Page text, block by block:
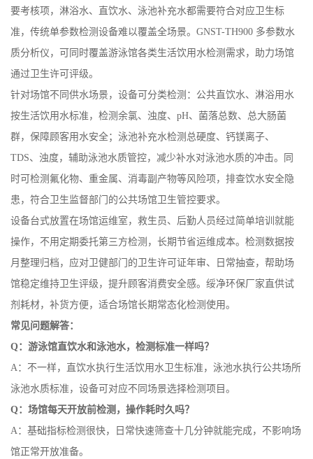
要考核项，淋浴水、直饮水、泳池补充水都需要符合对应卫生标
准，传统单参数检测设备难以覆盖全场景。GNST-TH900 多参数水
质分析仪，可同时覆盖游泳馆各类生活饮用水检测需求，助力场馆
通过卫生许可评级。
针对场馆不同供水场景，设备可分类检测：公共直饮水、淋浴用水
按生活饮用水标准，检测余氯、浊度、pH、菌落总数、总大肠菌
群，保障顾客用水安全；泳池补充水检测总硬度、钙镁离子、
TDS、浊度，辅助泳池水质管控，减少补水对泳池水质的冲击。同
时可检测氟化物、重金属、消毒副产物等风险项，排查饮水安全隐
患，符合卫生监督部门的公共场馆卫生管控要求。
设备台式放置在场馆运维室，救生员、后勤人员经过简单培训就能
操作，不用定期委托第三方检测，长期节省运维成本。检测数据按
月整理归档，应对卫健部门的卫生许可证年审、日常抽查，帮助场
馆稳定维持卫生评级，提升顾客消费安全感。绥净环保厂家直供试
剂耗材，补货方便，适合场馆长期常态化检测使用。
常见问题解答：
Q：游泳馆直饮水和泳池水，检测标准一样吗？
A：不一样，直饮水执行生活饮用水卫生标准，泳池水执行公共场所
泳池水质标准，设备可对应不同场景选择检测项目。
Q：场馆每天开放前检测，操作耗时久吗？
A：基础指标检测很快，日常快速筛查十几分钟就能完成，不影响场
馆正常开放准备。